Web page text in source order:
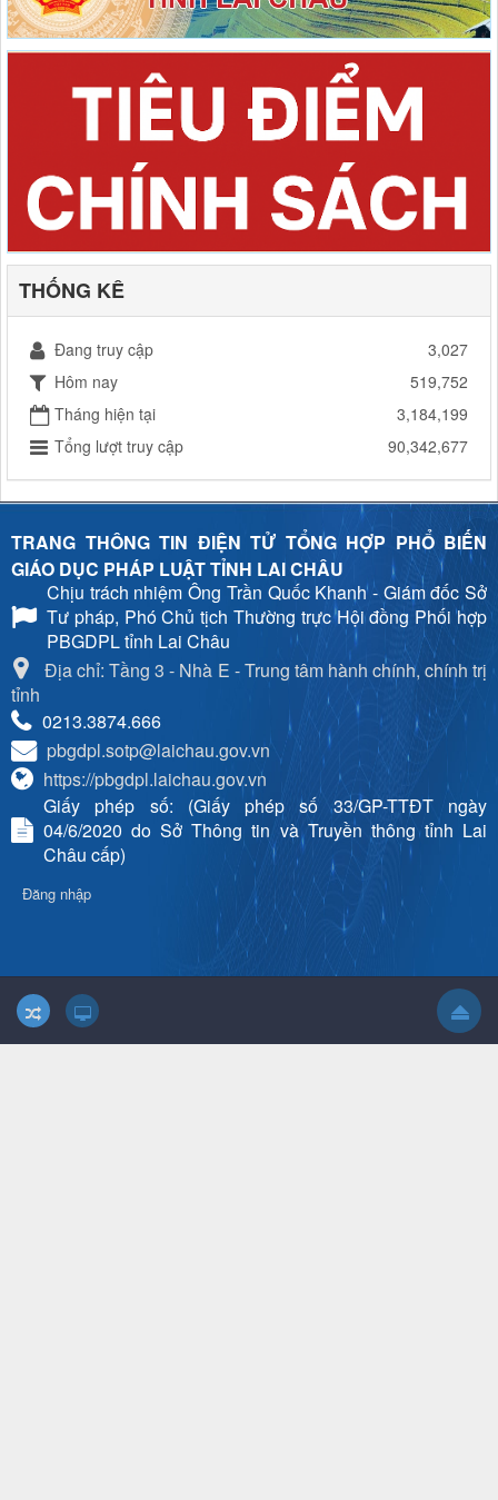
THỐNG KÊ
Đang truy cập
3,027
Hôm nay
519,752
Tháng hiện tại
3,184,199
Tổng lượt truy cập
90,342,677
TRANG THÔNG TIN ĐIỆN TỬ TỔNG HỢP PHỔ BIẾN
GIÁO DỤC PHÁP LUẬT TỈNH LAI CHÂU
Chịu trách nhiệmÔng Trần Quốc Khanh - Giám đốc Sở
Tư pháp, Phó Chủ tịch Thường trực Hội đồng Phối hợp
PBGDPL tỉnh Lai Châu
Địa chỉ: Tầng 3 - Nhà E - Trung tâm hành chính, chính trị
tỉnh
0213.3874.666
pbgdpl.sotp@laichau.gov.vn
https://pbgdpl.laichau.gov.vn
Giấy phép số: (Giấy phép số 33/GP-TTĐT ngày
04/6/2020 do Sở Thông tin và Truyền thông tỉnh Lai
Châu cấp)
Đăng nhập